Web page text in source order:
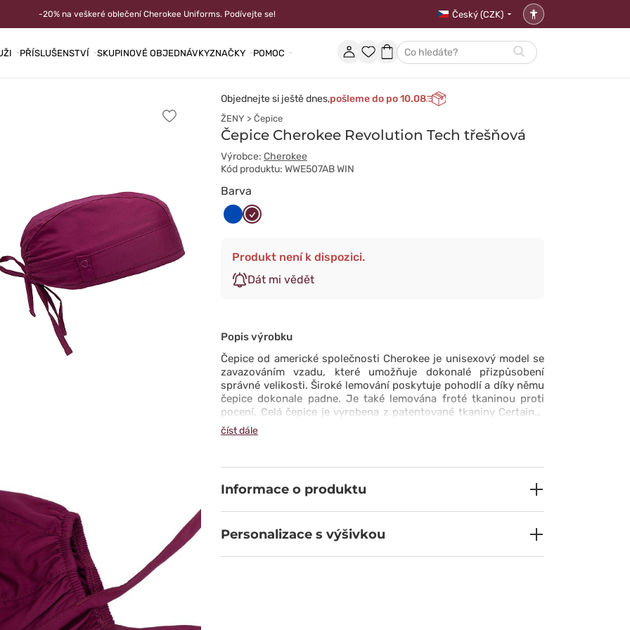
-20% na veškeré oblečení Cherokee Uniforms. Podívejte se! Český (CZK)
Nastavení
přístupnosti
PŘÍSLUŠENSTVÍ SKUPINOVÉ OBJEDNÁVKYZNAČKY POMOC ÚčetOblíbené
Nákupní
Hledat
Přidat
Objednejte si ještě dnes,pošleme do po 10.08
ŽENY Čepice
Čepice Cherokee Revolution Tech třešňová
Výrobce: Cherokee
Kód produktu: WWE507AB WIN
Barva
Królewski
Wiśniowy
Produkt není k dispozici.
Dát mi vědět
Popis výrobku
Čepice od americké společnosti Cherokee je unisexový model se
zavazováním vzadu, které umožňuje dokonalé přizpůsobení
správné velikosti. Široké lemování poskytuje pohodlí a díky němu
čepice dokonale padne. Je také lemována froté tkaninou proti
pocení. Celá čepice je vyrobena z patentované tkaniny Certainty
Protective Technologies™, která je antibakteriální a odolná proti
vlhkosti. Užitečným doplňkem jsou poutka s patentkami u uší,
práci zůstala na svém místě.
číst dále
Informace o produktu
Personalizace s výšivkou